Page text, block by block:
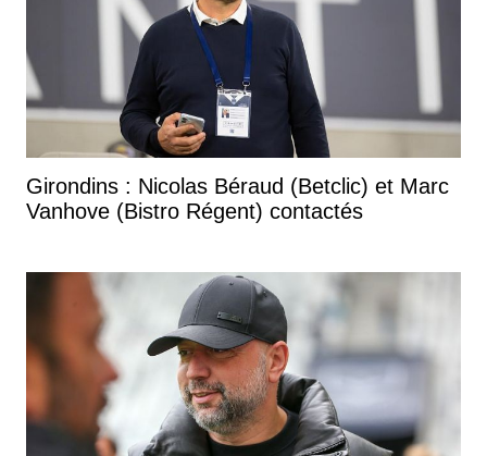
Girondins : Nicolas Béraud (Betclic) et Marc
Vanhove (Bistro Régent) contactés